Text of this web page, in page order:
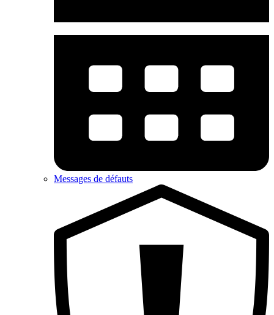
Messages de défauts